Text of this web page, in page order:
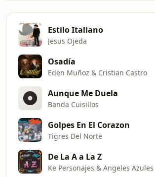
Estilo Italiano
Jesus Ojeda
Osadía
Eden Muñoz & Cristian Castro
Aunque Me Duela
Banda Cuisillos
Golpes En El Corazon
Tigres Del Norte
De La A a La Z
Ke Personajes & Angeles Azules